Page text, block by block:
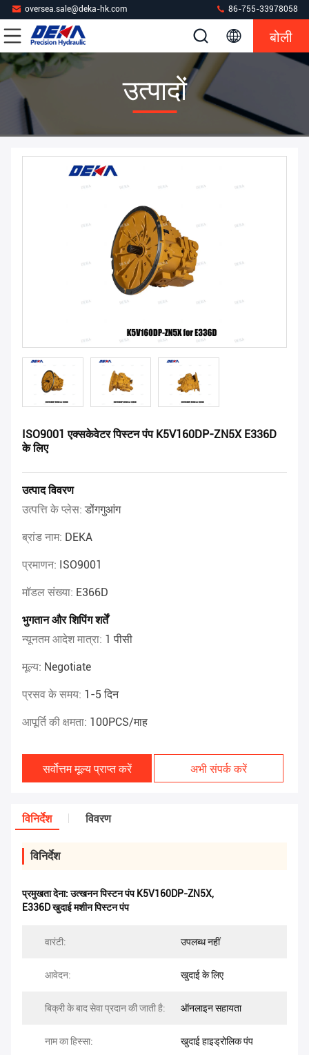
oversea.sale@deka-hk.com 86-755-33978058
बोली
उत्पादों
ISO9001 एक्सकेवेटर पिस्टन पंप K5V160DP-ZN5X E336D
के लिए
उत्पाद विवरण
उत्पत्ति के प्लेस:डोंगगुआंग
ब्रांड नाम: DEKA
प्रमाणन: ISO9001
मॉडल संख्या: E366D
भुगतान और शिपिंग शर्तें
न्यूनतम आदेश मात्रा: 1 पीसी
मूल्य: Negotiate
प्रसव के समय: 1-5 दिन
आपूर्ति की क्षमता: 100PCS/माह
सर्वोत्तम मूल्य प्राप्त करें अभी संपर्क करें
विनिर्देश विवरण
विनिर्देश
प्रमुखता देना:उत्खनन पिस्टन पंप K5V160DP-ZN5X,
E336D खुदाई मशीन पिस्टन पंप
वारंटी: उपलब्ध नहीं
आवेदन: खुदाई के लिए
बिक्री के बाद सेवा प्रदान की जाती है: ऑनलाइन सहायता
नाम का हिस्सा: खुदाई हाइड्रोलिक पंप